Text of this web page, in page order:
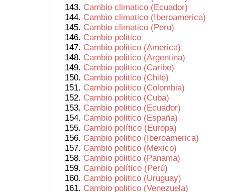
Cambio climatico (Ecuador)
Cambio climatico (Iberoamerica)
Cambio climatico (Peru)
Cambio politico
Cambio politico (America)
Cambio politico (Argentina)
Cambio politico (Caribe)
Cambio politico (Chile)
Cambio politico (Colombia)
Cambio politico (Cuba)
Cambio politico (Ecuador)
Cambio politico (España)
Cambio político (Europa)
Cambio politico (Iberoamerica)
Cambio politico (Mexico)
Cambio politico (Panama)
Cambio político (Perú)
Cambio politico (Uruguay)
Cambio politico (Venezuela)